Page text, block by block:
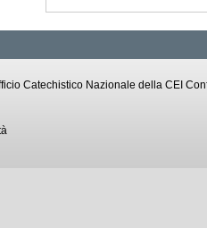
Catechistico Nazionale della CEI